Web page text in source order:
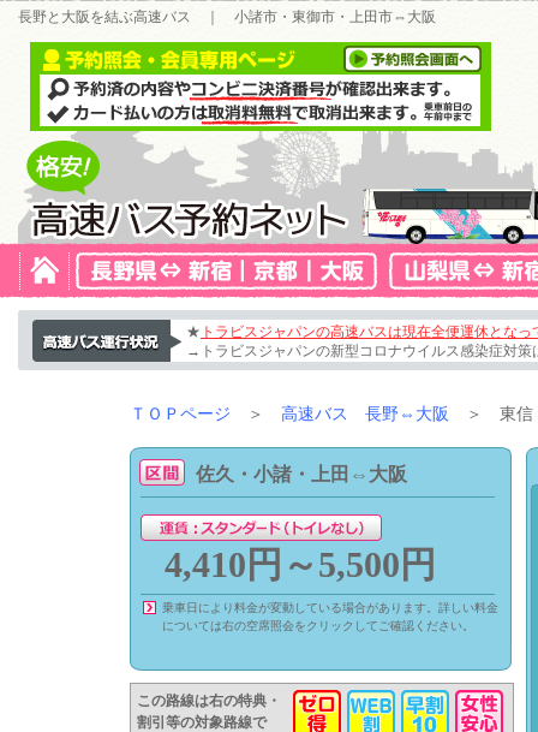
長野と大阪を結ぶ高速バス ｜ 小諸市・東御市・上田市⇔大阪
★ トラビスジャパンの高速バスは現在全便運休となっ
→トラビスジャパンの新型コロナウイルス感染症対策
ＴＯＰページ ＞ 高速バス 長野⇔大阪 ＞ 東信
佐久・小諸・上田⇔大阪
4,410円～5,500円
乗車日により料金が変動している場合があります。詳しい料金
については右の空席照会をクリックしてご確認ください。
この路線は右の特典・
割引等の対象路線で